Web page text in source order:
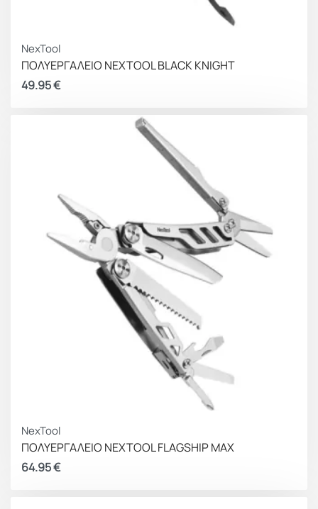
NexTool
ΠΟΛΥΕΡΓΑΛΕΙΟ NEXTOOL BLACK KNIGHT
49.95€
NexTool
ΠΟΛΥΕΡΓΑΛΕΙΟ NEXTOOL FLAGSHIP MAX
64.95€